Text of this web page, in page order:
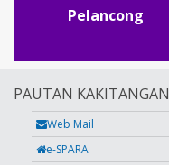
Pelancong
PAUTAN KAKITANGAN
Web Mail
e-SPARA